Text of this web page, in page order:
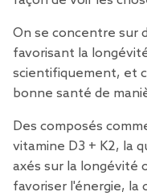
On se concentre sur
favorisant la
scientifiquement, et
bonne santé de
Des composés
vitamine D3 + K2, la
axés sur la longévité
favoriser l'énergie, la